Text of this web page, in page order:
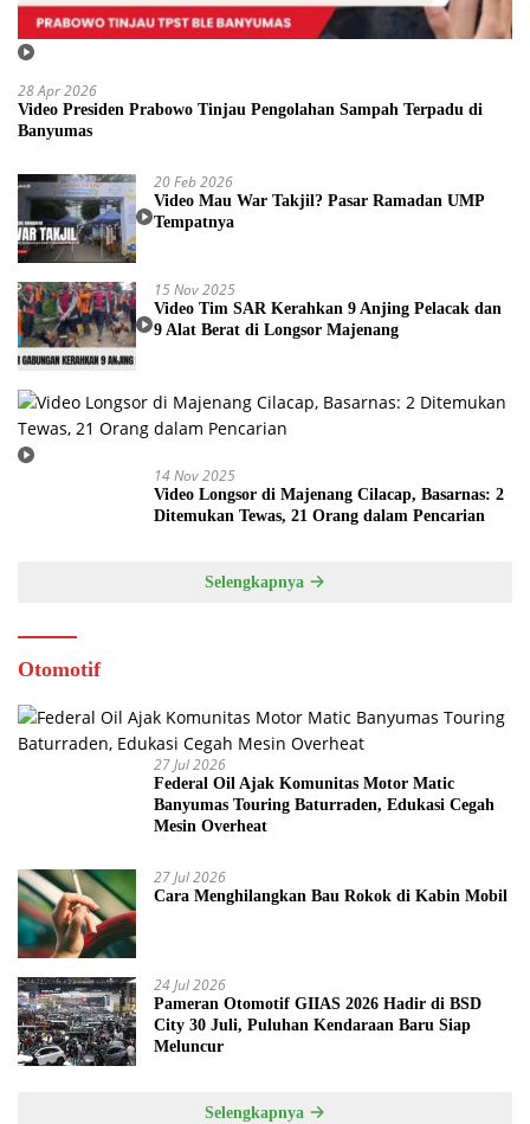
28 Apr 2026
Video Presiden Prabowo Tinjau Pengolahan Sampah Terpadu di
Banyumas
20 Feb 2026
Video Mau War Takjil? Pasar Ramadan UMP
Tempatnya
15 Nov 2025
Video Tim SAR Kerahkan 9 Anjing Pelacak dan
9 Alat Berat di Longsor Majenang
14 Nov 2025
Video Longsor di Majenang Cilacap, Basarnas: 2
Ditemukan Tewas, 21 Orang dalam Pencarian
Selengkapnya
Otomotif
27 Jul 2026
Federal Oil Ajak Komunitas Motor Matic
Banyumas Touring Baturraden, Edukasi Cegah
Mesin Overheat
27 Jul 2026
Cara Menghilangkan Bau Rokok di Kabin Mobil
24 Jul 2026
Pameran Otomotif GIIAS 2026 Hadir di BSD
City 30 Juli, Puluhan Kendaraan Baru Siap
Meluncur
Selengkapnya